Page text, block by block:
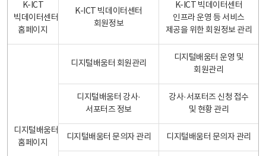
K-ICT
빅데이터센터
홈페이지
K-ICT 빅데이터센터
회원정보
K-ICT 빅데이터센터
인프라 운영 등 서비스
제공을 위한 회원정보 관리
디지털배움터
홈페이지
디지털배움터 회원관리
디지털배움터 운영 및
회원관리
디지털배움터 강사·
서포터즈 정보
강사·서포터즈 신청 접수
및 현황 관리
디지털배움터 문의자 관리 디지털배움터 문의자 관리